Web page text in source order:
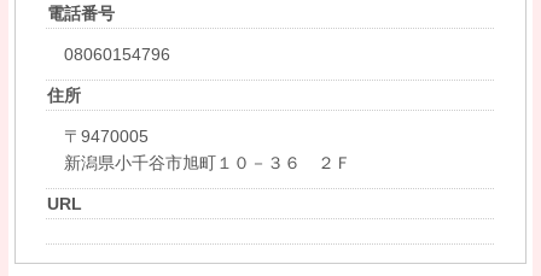
電話番号
08060154796
住所
〒9470005
新潟県小千谷市旭町１０－３６ ２Ｆ
URL